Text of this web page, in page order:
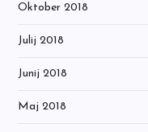
Oktober 2018
Julij 2018
Junij 2018
Maj 2018